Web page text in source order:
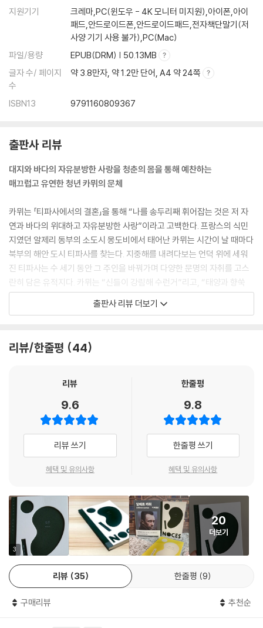
지원기기
크레마,PC(윈도우 - 4K 모니터 미지원),아이폰,아이
패드,안드로이드폰,안드로이드패드,전자책단말기(저
사양 기기 사용 불가),PC(Mac)
파일/용량
EPUB(DRM) | 50.13MB
글자 수/ 페이지
수
약 3.8만자, 약 1.2만 단어, A4 약 24쪽
ISBN13 9791160809367
출판사 리뷰
대지와 바다의 자유분방한 사랑을 청춘의 몸을 통해 예찬하는
매끄럽고 유연한 청년 카뮈의 문체
카뮈는 「티파사에서의 결혼」을 통해 “나를 송두리째 휘어잡는 것은 저 자
연과 바다의 위대하고 자유분방한 사랑”이라고 고백한다. 프랑스의 식민
지였던 알제리 동부의 소도시 몽도비에서 태어난 카뮈는 시간이 날 때마다
북부의 해안 도시 티파사를 찾는다. 지중해를 내려다보는 언덕 위에 세워
진 티파사는 수 세기 동안 그 주인을 바꿔가며 다양한 문명의 자취를 고스
란히 담은 유적지다. 카뮈는 “신들이 강림해 수런거”리고, “태양과 향쑥
내음”이 가득한 티파사에서 정오의 태양에 몸을 내맡기거나 옷을 모두 벗
어 던진 채 바다에 뛰어든다. 그는 이 책에서 여러 차례 해수욕의 즐거움에
한 사랑을 청춘의 몸을 통해 예찬하고 묘파해내는 청년 카뮈의 문체 자체
지인 제밀라를 둘러보고 쓴 에세이다. 카뮈는 폐허를 관통해 거세게 불어
닥치는 바람을 체험하며 “영혼까지 너덜너덜해”지지만, 그처럼 황량한 풍
경에서 인간의 유한함과 삶의 허무를 깨닫고 오히려 영원한 청춘의 힘과
자긍심을 키워나간다. “햇빛과 바람의 난폭한 씻김” 속에서도 “나 자신으
로부터 잊힌 나는 저 바람이 된다”라는 소중한 잠언을 도출해내는 작가적
카뮈는 생후 8개월부터 지중해 무역의 중심지이자 현재 알제리의 수도인
알제에서 청년기를 보냈는데, 「알제의 여름」이 바로 제 ‘참된 고향’에 바치
는 글이다. 아버지가 제1차 세계대전에 참전해 전사하는 바람에 카뮈는 매
우 가난한 유년 시절을 보낸다. 축구를 좋아했지만 새 운동화를 자주 살 수
없었기 때문에 상대적으로 공을 찰 일이 적은 골키퍼를 도맡을 정도였다.
그러나 “쓴맛을 주지 않는 진실은 없다”라고 스스로 깨우친 것처럼 카뮈
출판사 리뷰 더보기
리뷰/한줄평 44
리뷰
9.6
리뷰 쓰기
혜택 및 유의사항
한줄평
9.8
한줄평 쓰기
혜택 및 유의사항
3
20
더보기
리뷰 35 한줄평 9
구매리뷰 추천순